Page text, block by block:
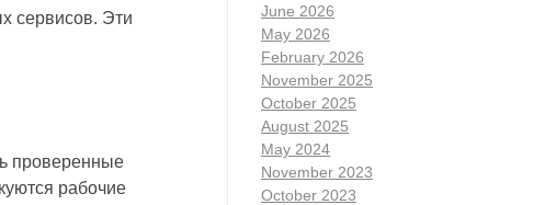
сервисов. Эти
проверенные
рабочие
June 2026
May 2026
February 2026
November 2025
October 2025
August 2025
May 2024
November 2023
October 2023